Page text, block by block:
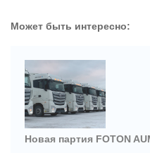
Может быть интересно:
Новая партия FOTON